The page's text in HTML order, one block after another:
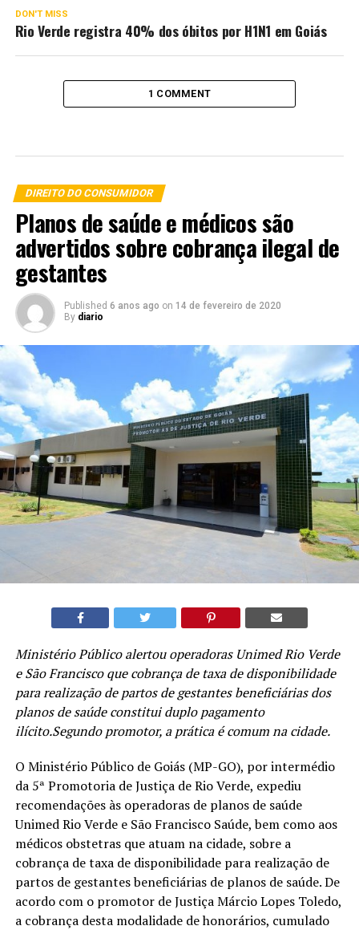
DON'T MISS
Rio Verde registra 40% dos óbitos por H1N1 em Goiás
1 COMMENT
DIREITO DO CONSUMIDOR
Planos de saúde e médicos são
advertidos sobre cobrança ilegal de
gestantes
Published 6 anos ago on 14 de fevereiro de 2020
By diario
Ministério Público alertou operadoras Unimed Rio Verde
e São Francisco que cobrança de taxa de disponibilidade
para realização de partos de gestantes beneficiárias dos
planos de saúde constitui duplo pagamento
ilícito.Segundo promotor, a prática é comum na cidade.
O Ministério Público de Goiás (MP-GO), por intermédio
da 5ª Promotoria de Justiça de Rio Verde, expediu
recomendações às operadoras de planos de saúde
Unimed Rio Verde e São Francisco Saúde, bem como aos
médicos obstetras que atuam na cidade, sobre a
cobrança de taxa de disponibilidade para realização de
partos de gestantes beneficiárias de planos de saúde. De
acordo com o promotor de Justiça Márcio Lopes Toledo,
a cobrança desta modalidade de honorários, cumulado